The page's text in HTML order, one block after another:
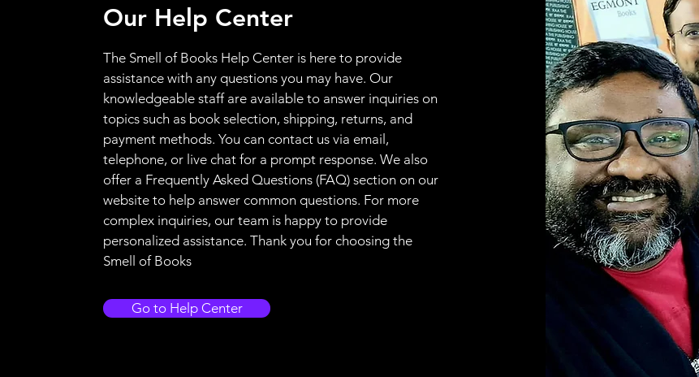
Our Help Center
The Smell of Books Help Center is here to provide
assistance with any questions you may have. Our
knowledgeable staff are available to answer inquiries on
topics such as book selection, shipping, returns, and
payment methods. You can contact us via email,
telephone, or live chat for a prompt response. We also
offer a Frequently Asked Questions (FAQ) section on our
website to help answer common questions. For more
complex inquiries, our team is happy to provide
personalized assistance. Thank you for choosing the
Smell of Books
Go to Help Center